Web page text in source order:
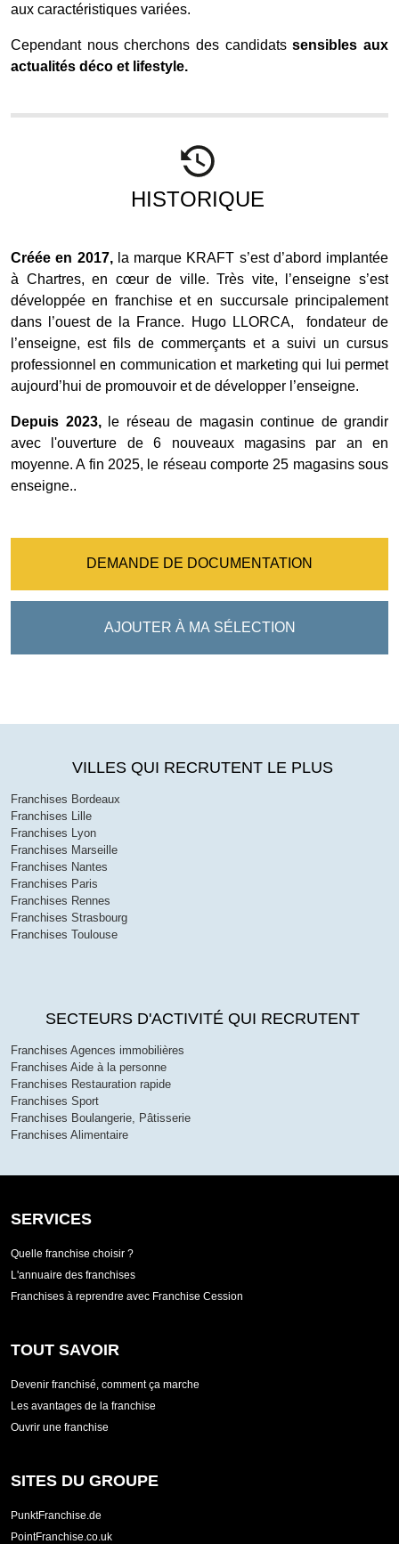
aux caractéristiques variées.
Cependant nous cherchons des candidatssensibles aux
actualités déco et lifestyle.
HISTORIQUE
Créée en 2017,la marque KRAFT s’est d’abord implantée
à Chartres, en cœur de ville. Très vite, l’enseigne s’est
développée en franchise et en succursale principalement
dans l’ouest de la France. Hugo LLORCA, fondateur de
l’enseigne, est fils de commerçants et a suivi un cursus
professionnel en communication et marketing qui lui permet
aujourd’hui de promouvoir et de développer l’enseigne.
Depuis 2023,
le réseau de magasin continue de grandir
avec l'ouverture de 6 nouveaux magasins par an en
moyenne. A fin 2025, le réseau comporte 25 magasins sous
enseigne..
DEMANDE DE DOCUMENTATION
AJOUTER À MA SÉLECTION
VILLES QUI RECRUTENT LE PLUS
Franchises Bordeaux
Franchises Lille
Franchises Lyon
Franchises Marseille
Franchises Nantes
Franchises Paris
Franchises Rennes
Franchises Strasbourg
Franchises Toulouse
SECTEURS D'ACTIVITÉ QUI RECRUTENT
Franchises Agences immobilières
Franchises Aide à la personne
Franchises Restauration rapide
Franchises Sport
Franchises Boulangerie, Pâtisserie
Franchises Alimentaire
SERVICES
Quelle franchise choisir ?
L'annuaire des franchises
Franchises à reprendre avec Franchise Cession
TOUT SAVOIR
Devenir franchisé, comment ça marche
Les avantages de la franchise
Ouvrir une franchise
SITES DU GROUPE
PunktFranchise.de
PointFranchise.co.uk